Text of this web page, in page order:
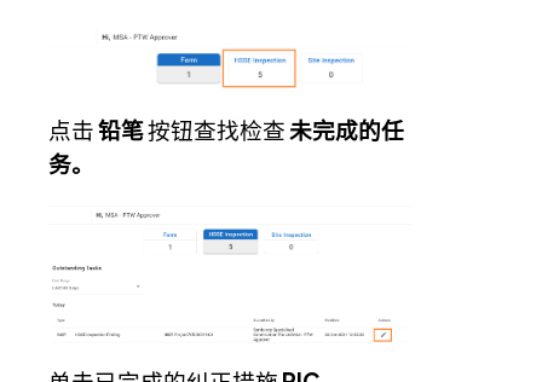
点击铅笔按钮查找检查未完成的任
务。